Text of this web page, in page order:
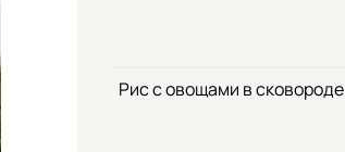
Рис с овощами в сковороде